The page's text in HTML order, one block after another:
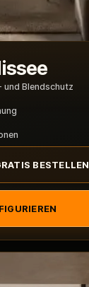
und Blendschutz
BESTELLEN